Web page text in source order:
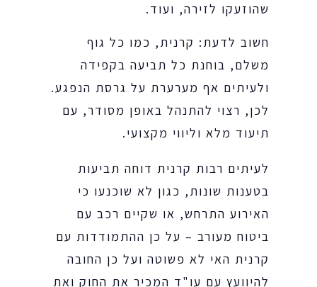
שהוזעקו לזירה, ועוד.
חשוב לדעת: קרנית, כמו כל גוף
משלם, בוחנת כל תביעה בקפידה
ולעיתים אף מערערת על גרסת הנפגע.
לכן, רצוי להתנהל באופן מסודר, עם
תיעוד מלא וליווי מקצועי.
לעיתים רבות קרנית דוחה תביעות
בטענות שונות, כגון לא שוכנעו כי
האירוע התרחש, או שקיים רכב עם
ביטוח מעורב – על כן ההתמודדות עם
קרנית האי לא פשוטה ועל כן החובה
להיוועץ עם עו"ד המכיר את החוק ואת